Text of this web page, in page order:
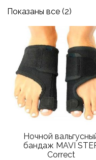
Показаны все (2)
Ночной
бандаж MAVI
Correct
Этот
товар
имеет
несколько
вариаций.
Опции
можно
выбрать
странице